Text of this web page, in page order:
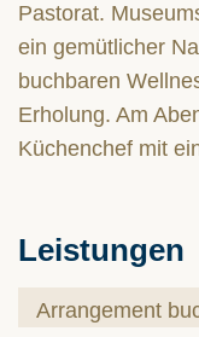
Pastorat.
ein gemütlicher
buchbaren
Erholung. Am
Küchenchef mit
Leistungen
Arrangement